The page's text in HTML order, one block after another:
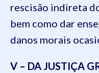
rescisão indireta
bem como dar
danos morais
V – DA JUSTIÇA